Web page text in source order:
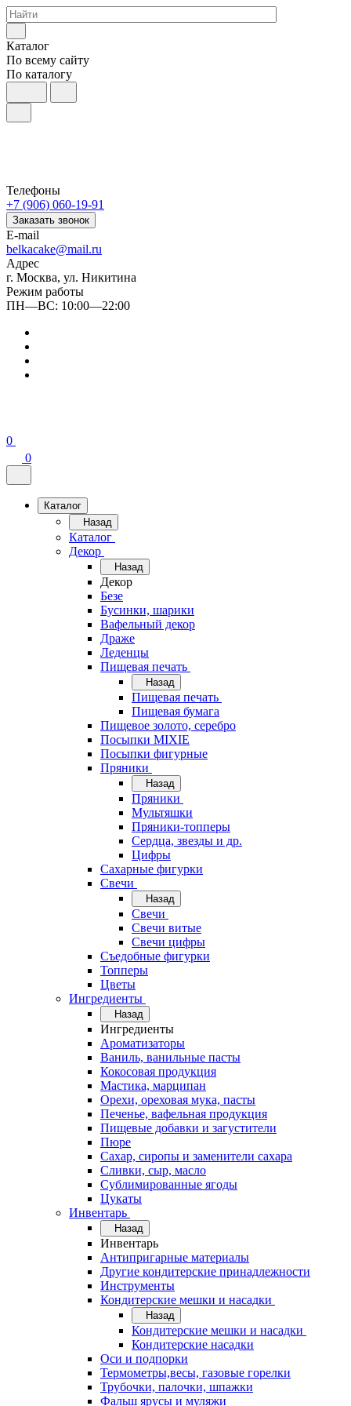
Каталог
По всему сайту
По каталогу
Телефоны
+7 (906) 060-19-91
Заказать звонок
E-mail
belkacake@mail.ru
Адрес
г. Москва, ул. Никитина
Режим работы
ПН—ВС: 10:00—22:00
0
0
Каталог
Назад
Каталог
Декор
Назад
Декор
Безе
Бусинки, шарики
Вафельный декор
Драже
Леденцы
Пищевая печать
Назад
Пищевая печать
Пищевая бумага
Пищевое золото, серебро
Посыпки MIXIE
Посыпки фигурные
Пряники
Назад
Пряники
Мультяшки
Пряники-топперы
Сердца, звезды и др.
Цифры
Сахарные фигурки
Свечи
Назад
Свечи
Свечи витые
Свечи цифры
Съедобные фигурки
Топперы
Цветы
Ингредиенты
Назад
Ингредиенты
Ароматизаторы
Ваниль, ванильные пасты
Кокосовая продукция
Мастика, марципан
Орехи, ореховая мука, пасты
Печенье, вафельная продукция
Пищевые добавки и загустители
Пюре
Сахар, сиропы и заменители сахара
Сливки, сыр, масло
Сублимированные ягоды
Цукаты
Инвентарь
Назад
Инвентарь
Антипригарные материалы
Другие кондитерские принадлежности
Инструменты
Кондитерские мешки и насадки
Назад
Кондитерские мешки и насадки
Кондитерские насадки
Оси и подпорки
Термометры,весы, газовые горелки
Трубочки, палочки, шпажки
Фальш ярусы и муляжи